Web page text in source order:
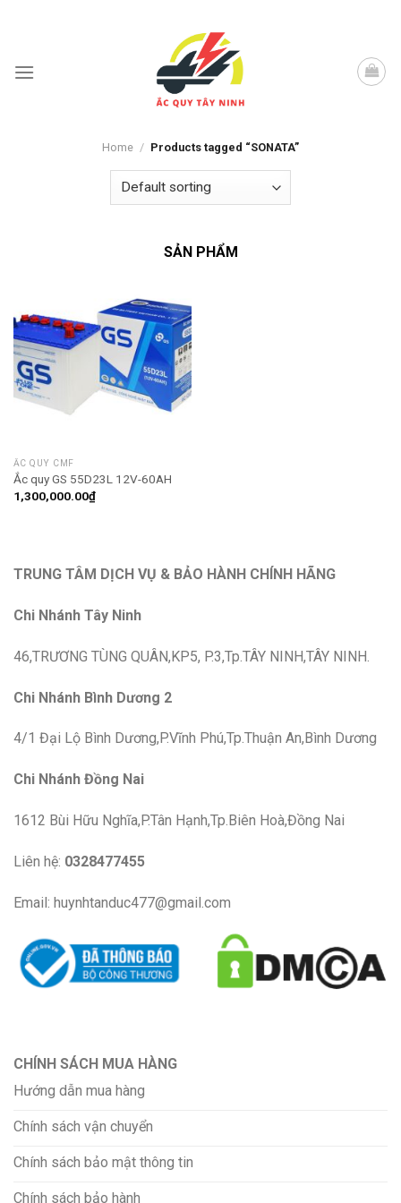
Home / Products tagged “SONATA”
SẢN PHẨM
ẮC QUY CMF
Ắc quy GS 55D23L 12V-60AH
1,300,000.00₫
TRUNG TÂM DỊCH VỤ & BẢO HÀNH CHÍNH HÃNG
Chi Nhánh Tây Ninh
46,TRƯƠNG TÙNG QUÂN,KP5, P.3,Tp.TÂY NINH,TÂY NINH.
Chi Nhánh Bình Dương 2
4/1 Đại Lộ Bình Dương,P.Vĩnh Phú,Tp.Thuận An,Bình Dương
Chi Nhánh Đồng Nai
1612 Bùi Hữu Nghĩa,P.Tân Hạnh,Tp.Biên Hoà,Đồng Nai
Liên hệ: 0328477455
Email: huynhtanduc477@gmail.com
CHÍNH SÁCH MUA HÀNG
Hướng dẫn mua hàng
Chính sách vận chuyển
Chính sách bảo mật thông tin
Chính sách bảo hành